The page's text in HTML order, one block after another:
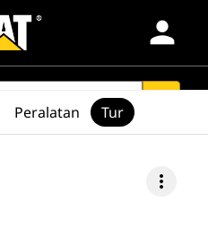
person
more_vert
Peralatan Tur